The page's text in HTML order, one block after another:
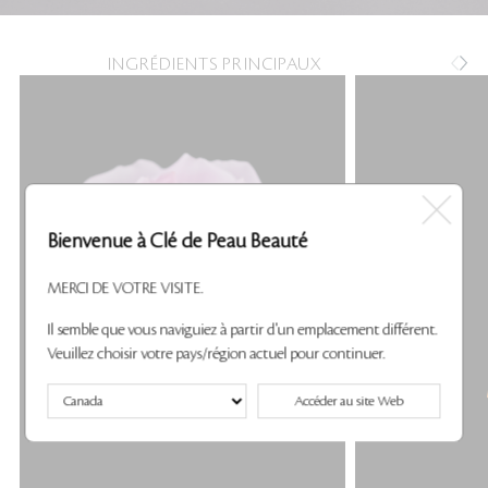
INGRÉDIENTS PRINCIPAUX
Bienvenue à Clé de Peau Beauté
MERCI DE VOTRE VISITE.
Il semble que vous naviguiez à partir d'un emplacement différent.
Veuillez choisir votre pays/région actuel pour continuer.
Accéder au site Web